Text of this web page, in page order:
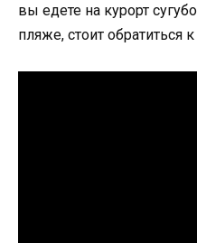
вы едете на курорт
пляже, стоит обратиться